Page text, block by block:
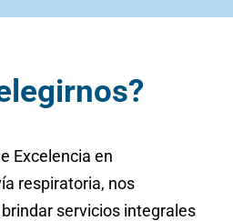
Excelencia en
respiratoria, nos
servicios integrales